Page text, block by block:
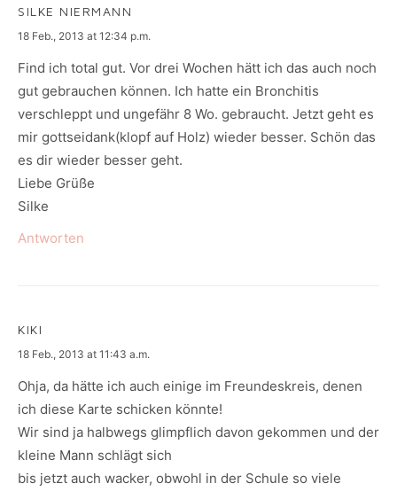
SILKE NIERMANN
says:
18 Feb., 2013 at 12:34 p.m.
Find ich total gut. Vor drei Wochen hätt ich das auch noch
gut gebrauchen können. Ich hatte ein Bronchitis
verschleppt und ungefähr 8 Wo. gebraucht. Jetzt geht es
mir gottseidank(klopf auf Holz) wieder besser. Schön das
es dir wieder besser geht.
Liebe Grüße
Silke
Antworten
KIKI
says:
18 Feb., 2013 at 11:43 a.m.
Ohja, da hätte ich auch einige im Freundeskreis, denen
ich diese Karte schicken könnte!
Wir sind ja halbwegs glimpflich davon gekommen und der
kleine Mann schlägt sich
bis jetzt auch wacker, obwohl in der Schule so viele